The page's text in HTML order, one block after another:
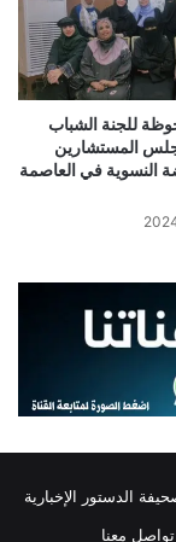
للجنة الشباب
المستشارين
النسوية في العاصمة
الدستور الإخبارية
تواصل معنا